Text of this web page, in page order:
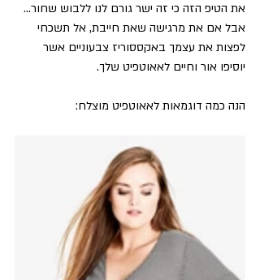
את הטיפ הזה כי זה ישר גורם לנו ללבוש שחור...
אבל אם את מרגישה שאת חייבת, אל תשכחי
לפצות את עצמך באקססוריז צבעוניים אשר
יוסיפו אור וחיים לאאוטפיט שלך.
הנה כמה דוגמאות לאאוטפיט מוצלח: